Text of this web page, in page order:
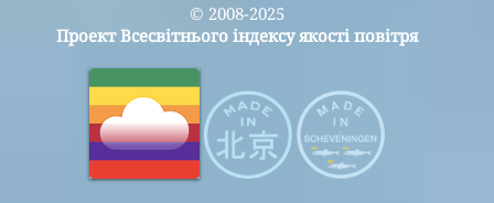
© 2008-2025
Проект Всесвітнього індексу якості повітря